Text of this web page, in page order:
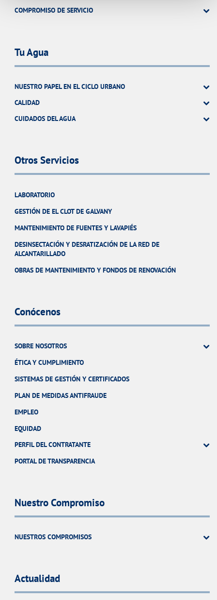
COMPROMISO DE SERVICIO
Tu Agua
NUESTRO PAPEL EN EL CICLO URBANO
CALIDAD
CUIDADOS DEL AGUA
Otros Servicios
LABORATORIO
GESTIÓN DE EL CLOT DE GALVANY
MANTENIMIENTO DE FUENTES Y LAVAPIÉS
DESINSECTACIÓN Y DESRATIZACIÓN DE LA RED DE
ALCANTARILLADO
OBRAS DE MANTENIMIENTO Y FONDOS DE RENOVACIÓN
Conócenos
SOBRE NOSOTROS
ÉTICA Y CUMPLIMIENTO
SISTEMAS DE GESTIÓN Y CERTIFICADOS
PLAN DE MEDIDAS ANTIFRAUDE
EMPLEO
EQUIDAD
PERFIL DEL CONTRATANTE
PORTAL DE TRANSPARENCIA
Nuestro Compromiso
NUESTROS COMPROMISOS
Actualidad